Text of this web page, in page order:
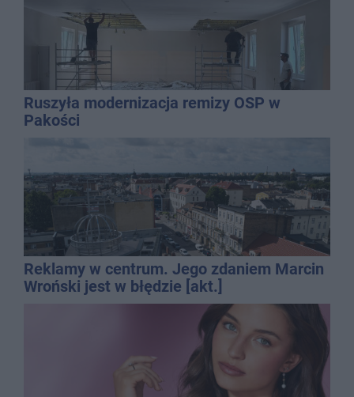
Ruszyła modernizacja remizy OSP w
Pakości
Reklamy w centrum. Jego zdaniem Marcin
Wroński jest w błędzie [akt.]